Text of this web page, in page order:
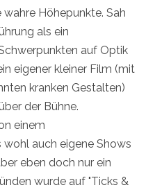
wahre Höhepunkte. Sah
als ein
auf Optik
eigener kleiner Film (mit
kranken Gestalten)
der Bühne.
einem
auch eigene Shows
eben doch nur ein
wurde auf "Ticks &